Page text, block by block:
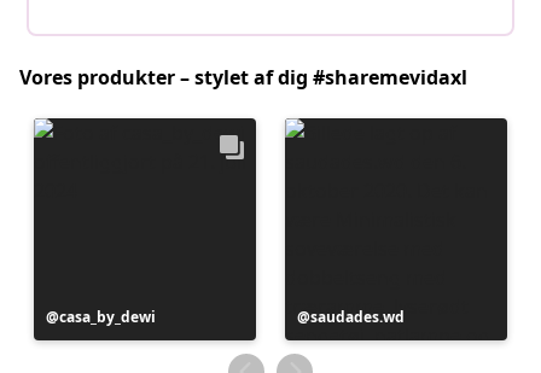
Vores produkter – stylet af dig #sharemevidaxl
Opslag
offentliggjort
casa_by_dewi
Opslag
offentliggjort
af
saudades.wd